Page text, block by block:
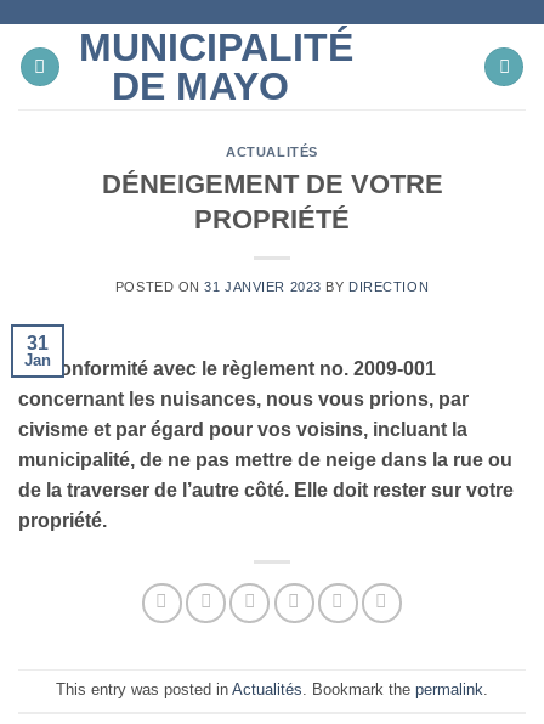
content
MUNICIPALITÉ
DE MAYO
ACTUALITÉS
DÉNEIGEMENT DE VOTRE
PROPRIÉTÉ
POSTED ON31 JANVIER 2023 BY DIRECTION
31
Jan
En conformité avec le règlement no. 2009-001
concernant les nuisances, nous vous prions, par
civisme et par égard pour vos voisins, incluant la
municipalité, de ne pas mettre de neige dans la rue ou
de la traverser de l’autre côté. Elle doit rester sur votre
propriété.
This entry was posted in Actualités . Bookmark the permalink